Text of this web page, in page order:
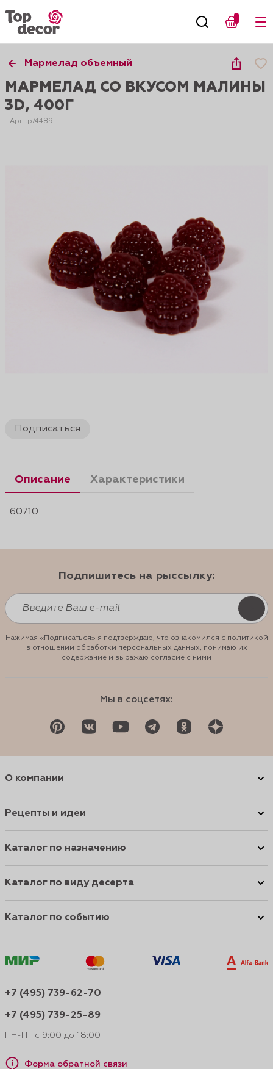
Мармелад объемный
МАРМЕЛАД СО ВКУСОМ МАЛИНЫ
3D, 400Г
Арт. tp74489
Подписаться
Описание Характеристики
60710
Подпишитесь на рыссылку:
Нажимая «Подписаться» я подтверждаю, что ознакомился с политикой
в отношении обработки персональных данных, понимаю их
содержание и выражаю согласие с ними
Мы в соцсетях:
О компании
Рецепты и идеи
Каталог по назначению
Каталог по виду десерта
Каталог по событию
+7 (495) 739-62-70
+7 (495) 739-25-89
ПН-ПТ с 9:00 до 18:00
Форма обратной связи